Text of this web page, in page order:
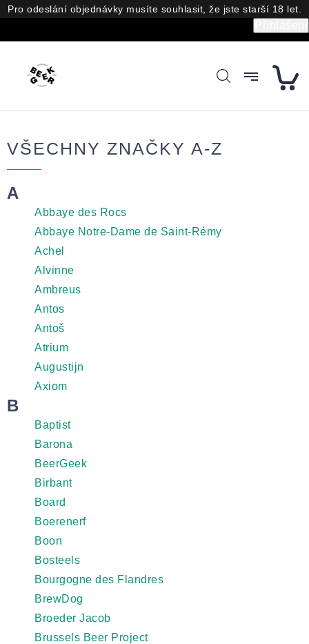
Přejít
na
Pro odeslání objednávky musíte souhlasit, že jste starší 18 let.
VŠECHNY ZNAČKY A-Z
A
Abbaye des Rocs
Abbaye Notre-Dame de Saint-Rémy
Achel
Alvinne
Ambreus
Antos
Antoš
Atrium
Augustijn
Axiom
B
Baptist
Barona
BeerGeek
Birbant
Board
Boerenerf
Boon
Bosteels
Bourgogne des Flandres
BrewDog
Broeder Jacob
Brussels Beer Project